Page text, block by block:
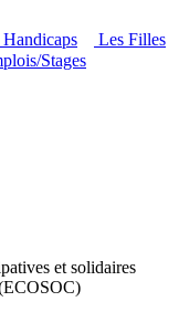
Handicaps
Les Filles
Stages
et solidaires